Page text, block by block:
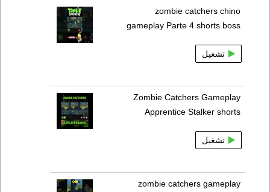
zombie catchers chino
gameplay Parte 4 shorts boss
تشغيل
Zombie Catchers Gameplay
Apprentice Stalker shorts
تشغيل
zombie catchers gameplay